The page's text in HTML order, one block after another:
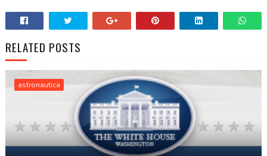
RELATED POSTS
astronautica